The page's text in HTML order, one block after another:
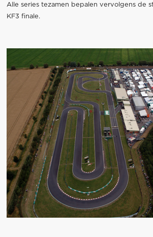
Alle series tezamen bepalen vervolgens de
KF3 finale.